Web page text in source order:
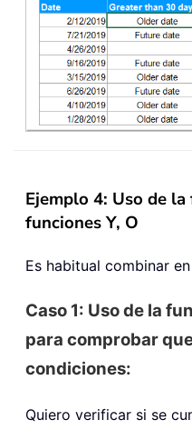
Ejemplo 4: Uso de
funciones Y, O
Es habitual combinar
Caso 1: Uso de la
para comprobar
condiciones:
Quiero verificar si se